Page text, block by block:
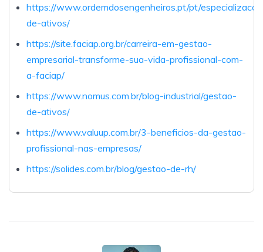
https://www.ordemdosengenheiros.pt/pt/
de-ativos/
https://site.faciap.org.br/carreira-em-gestao-
empresarial-transforme-sua-vida-profissional-com-
a-faciap/
https://www.nomus.com.br/blog-industrial/gestao-
de-ativos/
https://www.valuup.com.br/3-beneficios-da-gestao-
profissional-nas-empresas/
https://solides.com.br/blog/gestao-de-rh/